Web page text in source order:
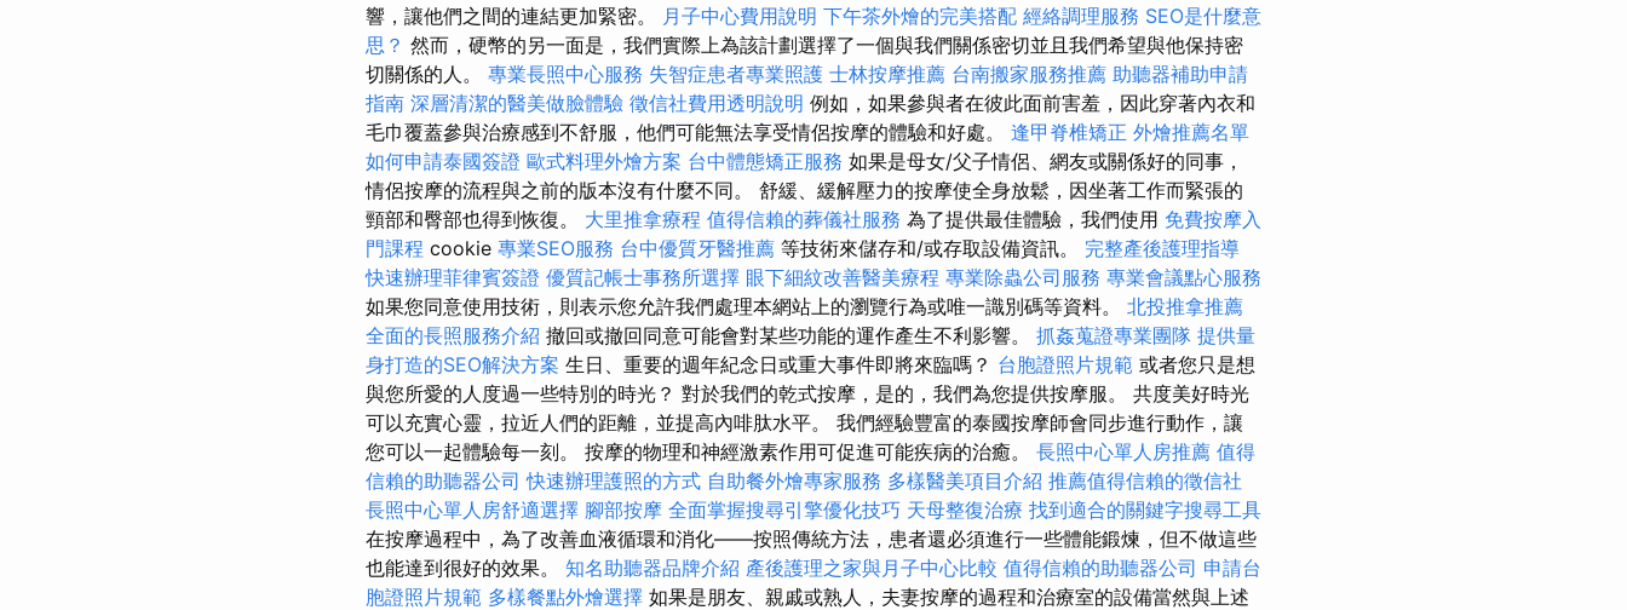
響，讓他們之間的連結更加緊密。
月子中心費用說明 下午茶外燴的完美搭配 經絡調理服務 SEO是什麼意
思？ 然而，硬幣的另一面是，我們實際上為該計劃選擇了一個與我們關係密切並且我們希望與他保持密
切關係的人。 專業長照中心服務 失智症患者專業照護 士林按摩推薦 台南搬家服務推薦 助聽器補助申請
指南 深層清潔的醫美做臉體驗 徵信社費用透明說明 例如，如果參與者在彼此面前害羞，因此穿著內衣和
毛巾覆蓋參與治療感到不舒服，他們可能無法享受情侶按摩的體驗和好處。 逢甲脊椎矯正 外燴推薦名單
如何申請泰國簽證 歐式料理外燴方案 台中體態矯正服務 如果是母女/父子情侶、網友或關係好的同事，
情侶按摩的流程與之前的版本沒有什麼不同。 舒緩、緩解壓力的按摩使全身放鬆，因坐著工作而緊張的
頸部和臀部也得到恢復。 大里推拿療程 值得信賴的葬儀社服務 為了提供最佳體驗，我們使用 免費按摩入
門課程 cookie 專業SEO服務 台中優質牙醫推薦 等技術來儲存和/或存取設備資訊。 完整產後護理指導
快速辦理菲律賓簽證 優質記帳士事務所選擇 眼下細紋改善醫美療程 專業除蟲公司服務 專業會議點心服務
如果您同意使用技術，則表示您允許我們處理本網站上的瀏覽行為或唯一識別碼等資料。 北投推拿推薦
全面的長照服務介紹 撤回或撤回同意可能會對某些功能的運作產生不利影響。 抓姦蒐證專業團隊 提供量
身打造的SEO解決方案 生日、重要的週年紀念日或重大事件即將來臨嗎？ 台胞證照片規範 或者您只是想
與您所愛的人度過一些特別的時光？ 對於我們的乾式按摩，是的，我們為您提供按摩服。 共度美好時光
可以充實心靈，拉近人們的距離，並提高內啡肽水平。 我們經驗豐富的泰國按摩師會同步進行動作，讓
您可以一起體驗每一刻。 按摩的物理和神經激素作用可促進可能疾病的治癒。 長照中心單人房推薦 值得
信賴的助聽器公司 快速辦理護照的方式 自助餐外燴專家服務 多樣醫美項目介紹 推薦值得信賴的徵信社
長照中心單人房舒適選擇 腳部按摩 全面掌握搜尋引擎優化技巧 天母整復治療 找到適合的關鍵字搜尋工具
在按摩過程中，為了改善血液循環和消化——按照傳統方法，患者還必須進行一些體能鍛煉，但不做這些
也能達到很好的效果。 知名助聽器品牌介紹 產後護理之家與月子中心比較 值得信賴的助聽器公司 申請台
胞證照片規範 多樣餐點外燴選擇 如果是朋友、親戚或熟人，夫妻按摩的過程和治療室的設備當然與上述